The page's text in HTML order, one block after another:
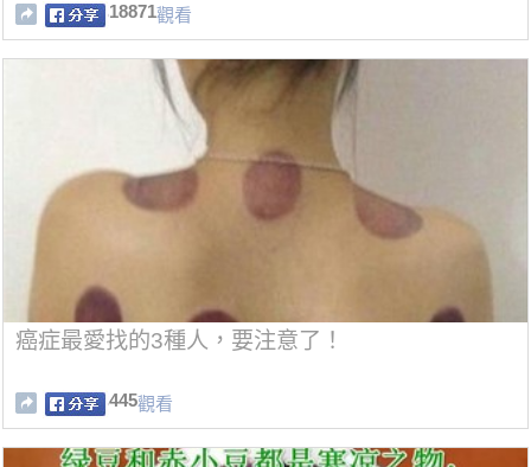
18871觀看
癌症最愛找的3種人，要注意了！
445觀看